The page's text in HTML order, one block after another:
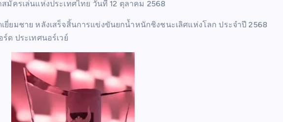
ครเล่นแห่งประเทศไทย วันที่ 12 ตุลาคม 2568
ยี่ยมชาย หลังเสร็จสิ้นการแข่งขันยกน้ำหนักชิงชนะเลิศแห่งโลก ประจำปี 2568
ด ประเทศนอร์เวย์